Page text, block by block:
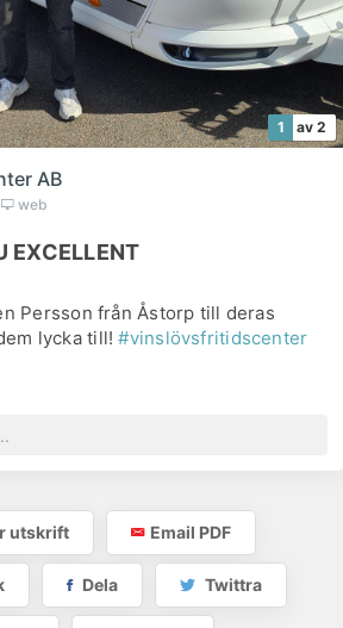
1 av 2
AB
web
EXCELLENT
Persson från Åstorp till deras
lycka till!#vinslövsfritidscenter
utskrift Email PDF
Dela Twittra